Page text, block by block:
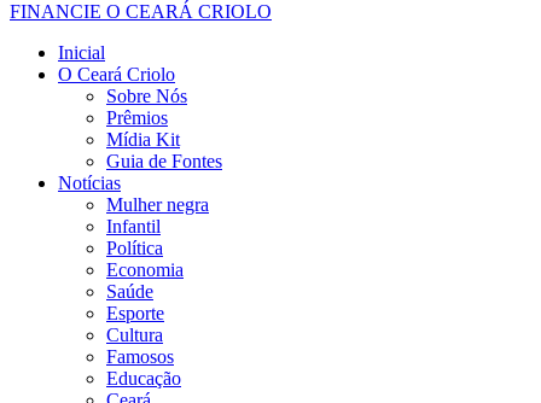
FINANCIE O CEARÁ CRIOLO
Inicial
O Ceará Criolo
Sobre Nós
Prêmios
Mídia Kit
Guia de Fontes
Notícias
Mulher negra
Infantil
Política
Economia
Saúde
Esporte
Cultura
Famosos
Educação